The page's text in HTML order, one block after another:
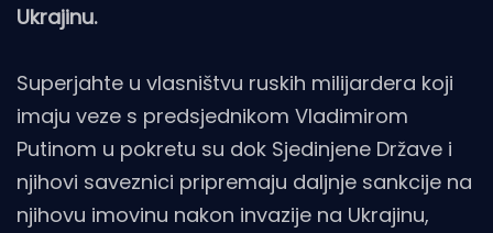
Ukrajinu.
Superjahte u vlasništvu ruskih milijardera koji
imaju veze s predsjednikom Vladimirom
Putinom u pokretu su dok Sjedinjene Države i
njihovi saveznici pripremaju daljnje sankcije na
njihovu imovinu nakon invazije na Ukrajinu,